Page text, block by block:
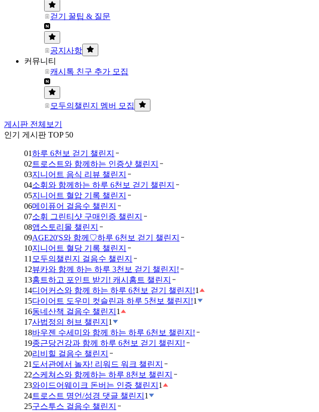
걷기 꿀팁 & 질문
공지사항
커뮤니티
캐시톡 친구 추가 모집
모두의챌린지 멤버 모집
게시판 전체보기
인기 게시판 TOP 50
01하루 6천보 걷기 챌린지
02 트로스트와 함께하는 인증샷 챌린지
03지니어트 음식 리뷰 챌린지
04소휘와 함께하는 하루 6천보 걷기 챌린지
05지니어트 혈압 기록 챌린지
06메이퓨어 걸음수 챌린지
07소휘 그린티샷 구매인증 챌린지
08앱스토리몰 챌린지
09AGE20'S와 함께♡하루 6천보 걷기 챌린지
10지니어트 혈당 기록 챌린지
11 모두의챌린지 걸음수 챌린지
12뷰카와 함께 하는 하루 3천보 걷기 챌린지!
13홈트하고 포인트 받기! 캐시홈트 챌린지
14디어커스와 함께 하는 하루 6천보 걷기 챌린지!1
15다이어트 도우미 컷슬린과 하루 5천보 챌린지!1
16동네산책 걸음수 챌린지 1
17사법정의 허브 챌린지 1
18바우젠 수세미와 함께 하는 하루 6천보 챌린지!
19종근당건강과 함께 하루 6천보 걷기 챌린지!
20리비힐 걸음수 챌린지
21 도서관에서 놀자! 리워드 워크 챌린지
22스케쳐스와 함께하는 하루 8천보 챌린지
23와이드어웨이크 돈버는 인증 챌린지 1
24트로스트 명언/성경 댓글 챌린지 1
25구스투스 걸음수 챌린지